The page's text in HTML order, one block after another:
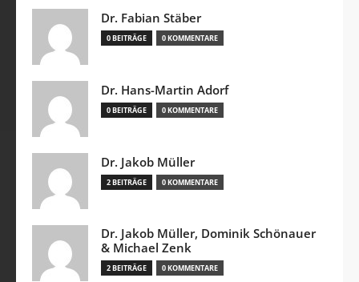
Dr. Fabian Stäber
0 BEITRÄGE 0 KOMMENTARE
Dr. Hans-Martin Adorf
0 BEITRÄGE 0 KOMMENTARE
Dr. Jakob Müller
2 BEITRÄGE 0 KOMMENTARE
Dr. Jakob Müller, Dominik Schönauer
& Michael Zenk
2 BEITRÄGE 0 KOMMENTARE